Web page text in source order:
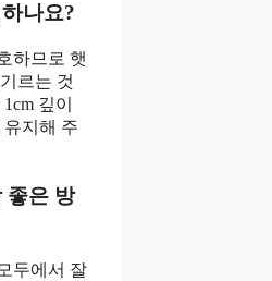
나요?
하므로 햇
르는 것
깊이
유지해 주
좋은 방
두에서 잘